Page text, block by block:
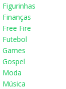
Fire
Futebol
Games
Gospel
Moda
Música